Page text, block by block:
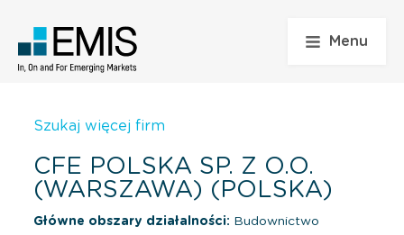
Menu
Szukaj więcej firm
CFE POLSKA SP. Z O.O.
(WARSZAWA) (POLSKA)
Główne obszary działalności: Budownictwo